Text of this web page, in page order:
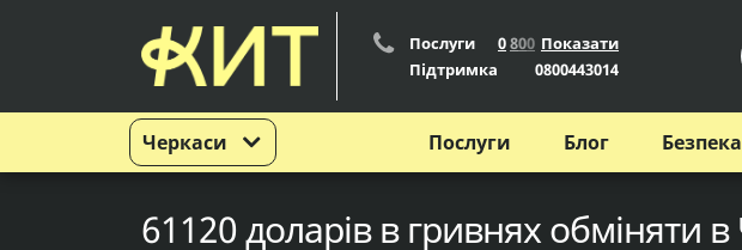
Черкаси
Послуги 0800 Показати
Підтримка
0800443014
Послуги Блог Безпека
61120 доларів в гривнях обміняти